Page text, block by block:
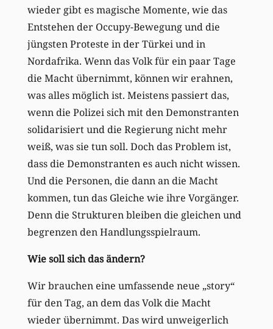
wieder gibt es magische Momente, wie das
Entstehen der Occupy-Bewegung und die
jüngsten Proteste in der Türkei und in
Nordafrika. Wenn das Volk für ein paar Tage
die Macht übernimmt, können wir erahnen,
was alles möglich ist. Meistens passiert das,
wenn die Polizei sich mit den Demonstranten
solidarisiert und die Regierung nicht mehr
weiß, was sie tun soll. Doch das Problem ist,
dass die Demonstranten es auch nicht wissen.
Und die Personen, die dann an die Macht
kommen, tun das Gleiche wie ihre Vorgänger.
Denn die Strukturen bleiben die gleichen und
begrenzen den Handlungsspielraum.
Wie soll sich das ändern?
Wir brauchen eine umfassende neue „story“
für den Tag, an dem das Volk die Macht
wieder übernimmt. Das wird unweigerlich